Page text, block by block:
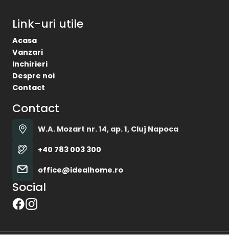
Link-uri utile
Acasa
Vanzari
Inchirieri
Despre noi
Contact
Contact
W.A. Mozart nr. 14, ap. 1, Cluj Napoca
+40 783 003 300
office@idealhome.ro
Social